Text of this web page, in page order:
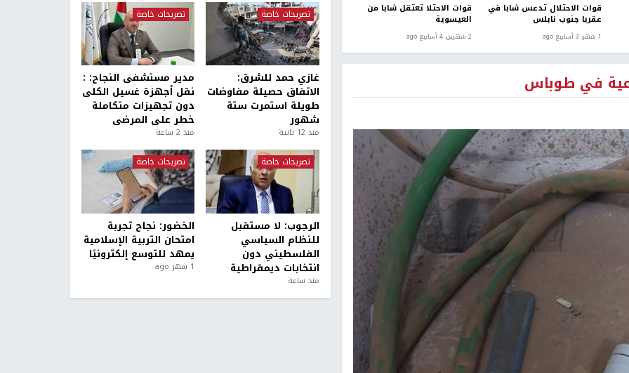
قوات الاحتلال تدعس شابا في
عقربا جنوب نابلس
1 شهر، 3 أسابيع ago
قوات الاحتلا تعتقل شابا من
العيسوية
2 شهرين، 4 أسابيع ago
في طوباس
تصريحات خاصة
غازي حمد للشرق:
الاتفاق حصيلة مفاوضات
طويلة استمرت ستة
شهور
منذ 12 ثانية
تصريحات خاصة
مدير مستشفى النجاح: :
نقل أجهزة غسيل الكلى
دون تجهيزات متكاملة
خطر على المرضى
منذ 2 ساعة
تصريحات خاصة
الرجوب: لا مستقبل
للنظام السياسي
الفلسطيني دون
انتخابات ديمقراطية
منذ ساعة
تصريحات خاصة
الخضور: نجاح تجربة
امتحان التربية الإسلامية
يمهد للتوسع إلكترونيًا
1 شهر ago